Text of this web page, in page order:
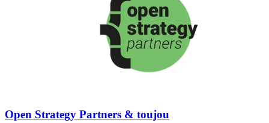
Open Strategy Partners & toujou